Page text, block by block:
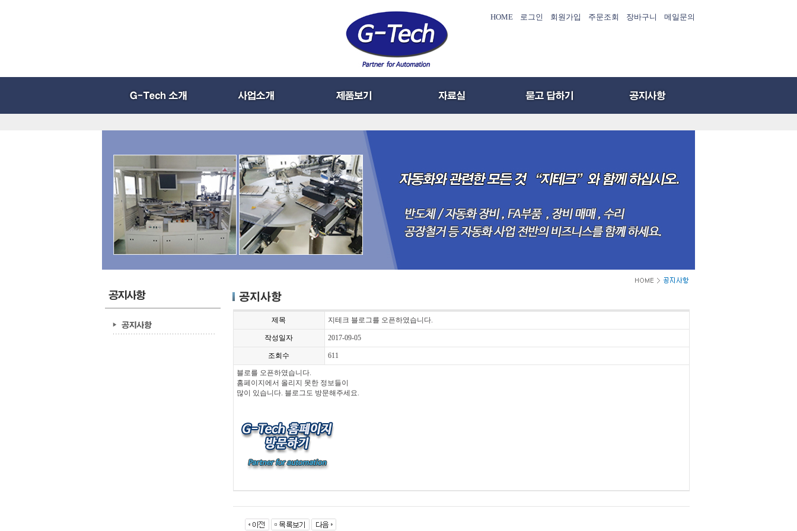
HOME 로그인 회원가입 주문조회 장바구니 메일문의
제목 지테크 블로그를 오픈하였습니다.
작성일자 2017-09-05
조회수 611
블로를 오픈하였습니다.
홈페이지에서 올리지 못한 정보들이
많이 있습니다. 블로그도 방문해주세요.